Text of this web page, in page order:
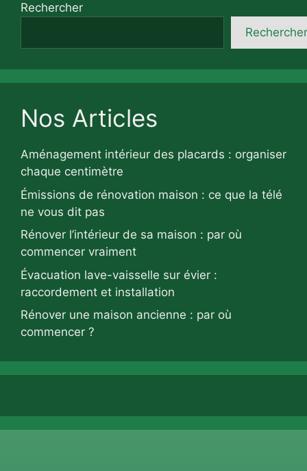
Rechercher
Rechercher
Nos Articles
Aménagement intérieur des placards : organiser
chaque centimètre
Émissions de rénovation maison : ce que la télé
ne vous dit pas
Rénover l’intérieur de sa maison : par où
commencer vraiment
Évacuation lave-vaisselle sur évier :
raccordement et installation
Rénover une maison ancienne : par où
commencer ?